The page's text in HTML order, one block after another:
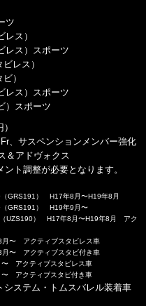
ツ
ス）
レス）スポーツ
レス）
）
レス）スポーツ
）スポーツ
、サスペンションメンバー強化
＆アドヴォクス
ト調整が必要となります。
GRS191） H17年8月〜H19年8月
（GRS191） H19年9月〜
UZS190） H17年8月〜H19年8月 アク
〜 アクティブスタビレス車
〜 アクティブスタビ付き車
アクティブスタビレス車
アクティブスタビ付き車
ステム・トムスバレル装着車